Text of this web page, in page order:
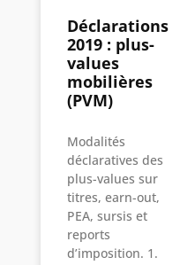
Déclarations
2019 : plus-
values
mobilières
(PVM)
Modalités
déclaratives des
plus-values sur
titres, earn-out,
PEA, sursis et
reports
d’imposition. 1.